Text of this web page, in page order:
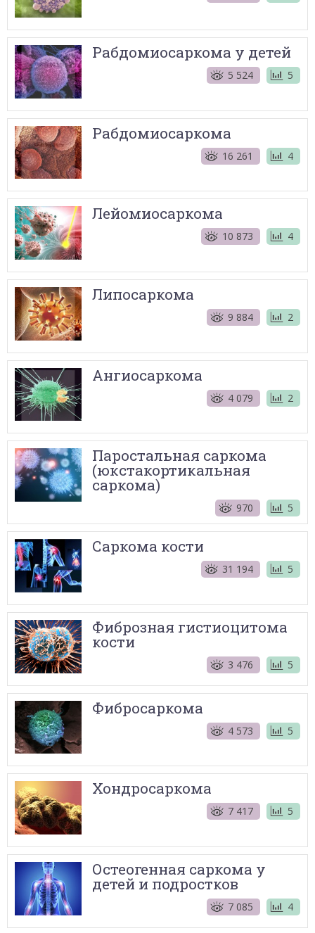
Рабдомиосаркома у детей
5 524 5
Рабдомиосаркома
16 261 4
Лейомиосаркома
10 873 4
Липосаркома
9 884 2
Ангиосаркома
4 079 2
Паростальная саркома
(юкстакортикальная
саркома)
970 5
Саркома кости
31 194 5
Фиброзная гистиоцитома
кости
3 476 5
Фибросаркома
4 573 5
Хондросаркома
7 417 5
Остеогенная саркома у
детей и подростков
7 085 4